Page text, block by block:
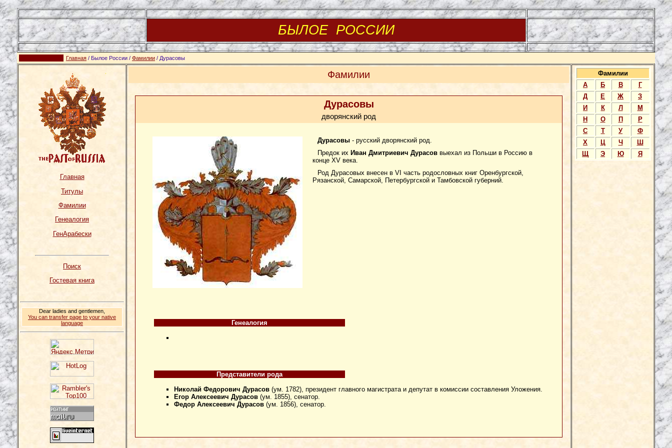
БЫЛОЕ РОССИИ
Главная / Былое России / Фамилии / Дурасовы
Главная
Титулы
Фамилии
Генеалогия
ГенАрабески
Поиск
Гостевая книга
Dear ladies and gentlemen,
You can transfer page to your native
language
Фамилии
Дурасовы
дворянский род
Дурасовы - русский дворянский род.
Предок их Иван Дмитриевич Дурасов выехал из Польши в Россию в
конце XV века.
Род Дурасовых внесен в VI часть родословных книг Оренбургской,
Рязанской, Самарской, Петербургской и Тамбовской губерний.
Генеалогия
Представители рода
Николай Федорович Дурасов (ум. 1782), президент главного магистрата и депутат в комиссии составления Уложения.
Егор Алексеевич Дурасов (ум. 1855), сенатор.
Федор Алексеевич Дурасов (ум. 1856), сенатор.
Фамилии
А
Б В
Г
Д
Е Ж
З
И
К Л
М
Н
О П
Р
С
Т У
Ф
Х
Ц Ч
Ш
Щ
Э Ю Я